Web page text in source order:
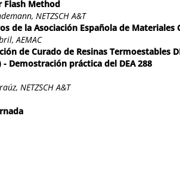
Flash Method
NETZSCH A&T
de la Asociación Española de Materiales
AEMAC
de Curado de Resinas Termoestables
- Demostración práctica del DEA 288
NETZSCH A&T